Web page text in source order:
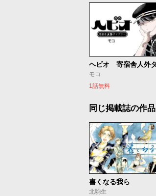
モコ
1話無料
同じ掲載誌の作品
書くなる我ら
北駒生